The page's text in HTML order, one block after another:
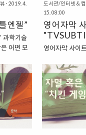
년대 홍
영화의 대
영화가
은 왕가위
는 첫 작
1995년
품상, 감
을 동시에
게 경사진 도로
보면 힘이 들기
문제를 해결하
는 간단하게 야
를 설치하는 해
지점 “세계 최
터” 이 에스컬
장 긴 길이를
터라고 합니다.
달하는데, 퀸즈
급 주거지..
· 2019. 4.
엔젤”
과학기술
어떤 모
반대의
? 이러한
쉽게 이
미래에 다
니까요.
래도시의
고 있습
도서관/인터넷 &
15. 08:00
영어자막
영어자막 사이트
마나 영화를 시
막"이 없으면
이 사실입니다
라도 이러한 자
들 텐데요. 이번
TV 드라마의